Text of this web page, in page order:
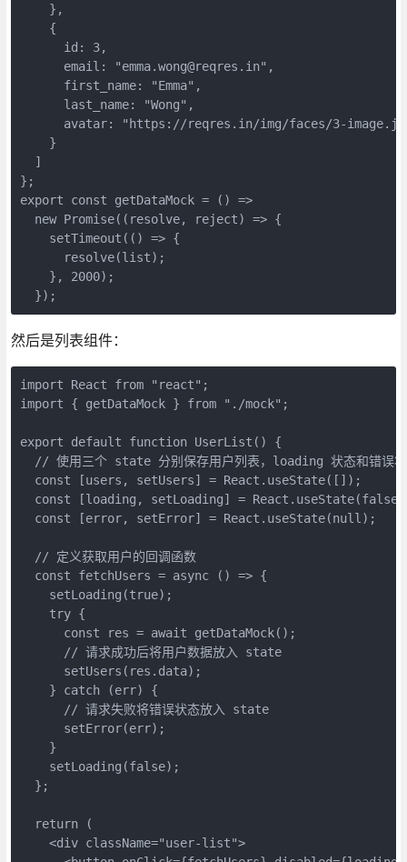
    },
    {
      id: 3,
      email: "emma.wong@reqres.in",
      first_name: "Emma",
      last_name: "Wong",
avatar: "https://reqres.in/img/faces/3-
    }
  ]
};
export const getDataMock = () =>
  new Promise((resolve, reject) => {
    setTimeout(() => {
      resolve(list);
    }, 2000);
  });
然后是列表组件：
import React from "react";
import { getDataMock } from "./mock";
export default function UserList() {
// 使用三个 state 分别保存用户列表，loading 状态和错误
  const [users, setUsers] = React.useState([]);
const [loading, setLoading] =
  const [error, setError] = React.useState(null);
  // 定义获取用户的回调函数
  const fetchUsers = async () => {
    setLoading(true);
    try {
      const res = await getDataMock();
      // 请求成功后将用户数据放入 state
      setUsers(res.data);
    } catch (err) {
      // 请求失败将错误状态放入 state
      setError(err);
    }
    setLoading(false);
  };
  return (
    <div className="user-list">